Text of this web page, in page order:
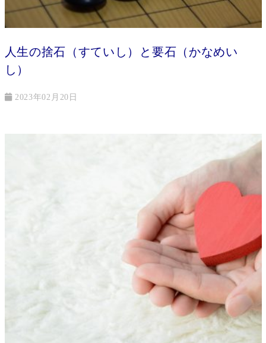
人生の捨石（すていし）と要石（かなめい
し）
2023年02月20日